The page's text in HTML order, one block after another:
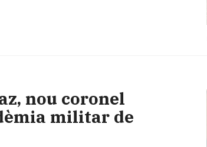
nou coronel
militar de